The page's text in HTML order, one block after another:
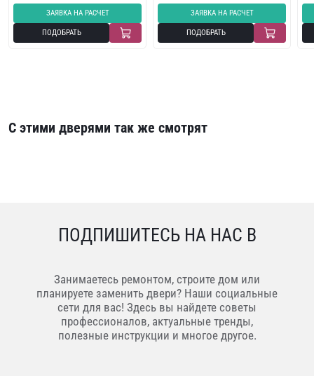
ЗАЯВКА НА РАСЧЕТ
ПОДОБРАТЬ
ЗАЯВКА НА РАСЧЕТ
ПОДОБРАТЬ
С этими дверями так же смотрят
ПОДПИШИТЕСЬ НА НАС В
Занимаетесь ремонтом, строите дом или
планируете заменить двери? Наши социальные
сети для вас! Здесь вы найдете советы
профессионалов, актуальные тренды,
полезные инструкции и многое другое.